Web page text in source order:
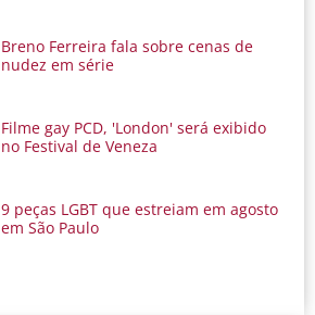
Breno Ferreira fala sobre cenas de
nudez em série
Filme gay PCD, 'London' será exibido
no Festival de Veneza
9 peças LGBT que estreiam em agosto
em São Paulo